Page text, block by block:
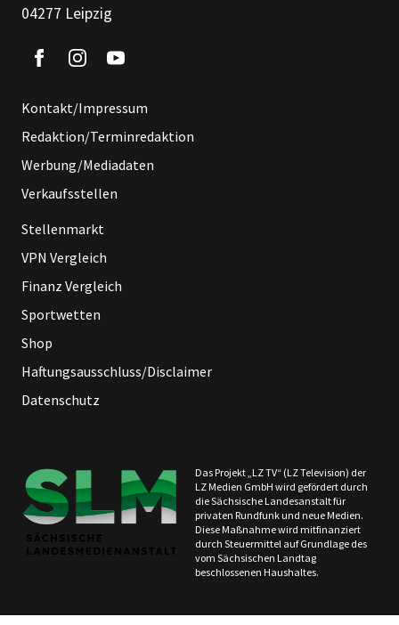
04277 Leipzig
Kontakt/Impressum
Redaktion/Terminredaktion
Werbung/Mediadaten
Verkaufsstellen
Stellenmarkt
VPN Vergleich
Finanz Vergleich
Sportwetten
Shop
Haftungsausschluss/Disclaimer
Datenschutz
Das Projekt „LZ TV“ (LZ Television) der
LZ Medien GmbH wird gefördert durch
die Sächsische Landesanstalt für
privaten Rundfunk und neue Medien.
Diese Maßnahme wird mitfinanziert
durch Steuermittel auf Grundlage des
vom Sächsischen Landtag
beschlossenen Haushaltes.